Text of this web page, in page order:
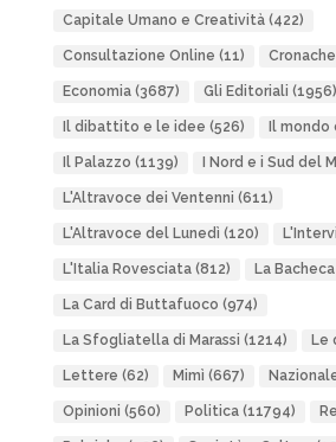
Capitale Umano e Creatività(422)
Consultazione Online (11) Cronache
Economia(3687) Gli Editoriali (1956)
Il dibattito e le idee (526) Il mondo
Il Palazzo (1139) I Nord e i Sud del
L'Altravoce dei Ventenni (611)
L'Altravoce del Lunedì (120)
L'Italia Rovesciata(812) La
La Card di Buttafuoco (974)
La Sfogliatella di Marassi (1214) Le
Lettere (62) Mimì (667)
Opinioni (560) Politica(11794)